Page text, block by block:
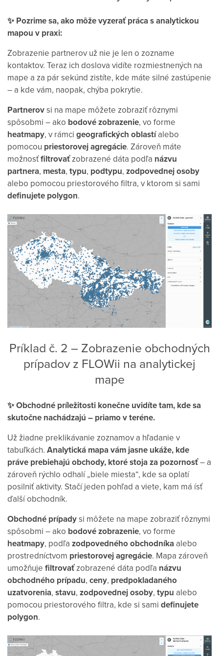
✨ Pozrime sa, ako môže vyzerať práca s analytickou
mapou v praxi:
Zobrazenie partnerov už nie je len o zozname
kontaktov. Teraz ich doslova vidíte rozmiestnených na
mape a za pár sekúnd zistíte, kde máte silné zastúpenie
– a kde vám, naopak, chýba pokrytie.
Partnerovsi na mape môžete zobraziť rôznymi
spôsobmi – ako bodové zobrazenie, vo forme
heatmapy, v rámci geografických oblastíalebo
pomocou priestorovej agregácie. Zároveň máte
možnosťfiltrovaťzobrazené dáta podľa názvu
partnera, mesta, typu, podtypu, zodpovednej osoby
alebo pomocou priestorového filtra, v ktorom si sami
definujete polygon.
Príklad č. 2 – Zobrazenie obchodných
prípadov z FLOWii na analytickej
mape
✨ Obchodné príležitosti konečne uvidíte tam, kde sa
skutočne nachádzajú – priamo v teréne.
Už žiadne preklikávanie zoznamov a hľadanie v
tabuľkách. Analytická mapa vám jasne ukáže, kde
práve prebiehajú obchody, ktoré stoja za pozornosť– a
zároveň rýchlo odhalí „biele miesta“, kde sa oplatí
posilniť aktivity. Stačí jeden pohľad a viete, kam má ísť
ďalší obchodník.
Obchodné prípadysi môžete na mape zobraziť rôznymi
spôsobmi – ako bodové zobrazenie, vo forme
heatmapy, podľa zodpovedného obchodníka alebo
prostredníctvom priestorovej agregácie. Mapa zároveň
umožňuje filtrovaťzobrazené dáta podľa názvu
obchodného prípadu, ceny, predpokladaného
uzatvorenia, stavu, zodpovednej osoby, typu alebo
pomocou priestorového filtra, kde si sami definujete
polygon.